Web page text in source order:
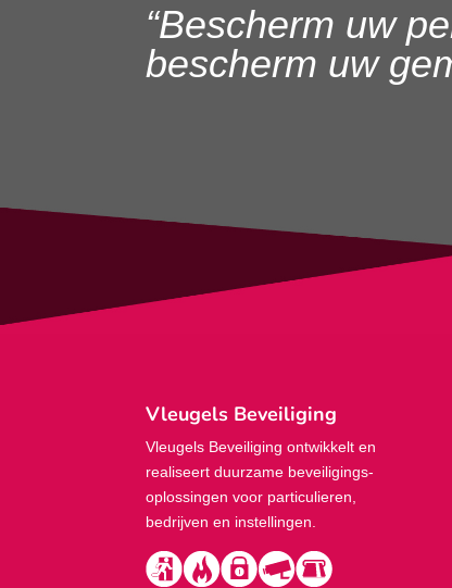
“Bescherm uw
bescherm uw
Vleugels Beveiliging
Vleugels Beveiliging ontwikkelt en
realiseert duurzame beveiligings­
oplossingen voor particulieren,
bedrijven en instellingen.